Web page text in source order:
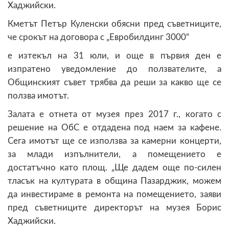
Хаджийски.
Кметът Петър Куленски обясни пред съветниците,
че срокът на договора с „Евробилдинг 3000“
е изтекъл на 31 юли, и още в първия ден е
изпратено уведомление до ползвателите, а
Общинският съвет трябва да реши за какво ще се
ползва имотът.
Залата е отнета от музея през 2017 г., когато с
решение на ОбС е отдадена под наем за кафене.
Сега имотът ще се използва за камерни концерти,
за млади изпълнители, а помещението е
достатъчно като площ. „Ще дадем още по-силен
тласък на културата в община Пазарджик, можем
да инвестираме в ремонта на помещението, заяви
пред съветниците директорът на музея Борис
Хаджийски.